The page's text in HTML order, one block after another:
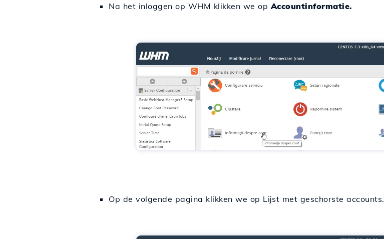
Na het inloggen op WHM klikken we opAccountinformatie.
Op de volgende pagina klikken we op Lijst met geschorste accounts.